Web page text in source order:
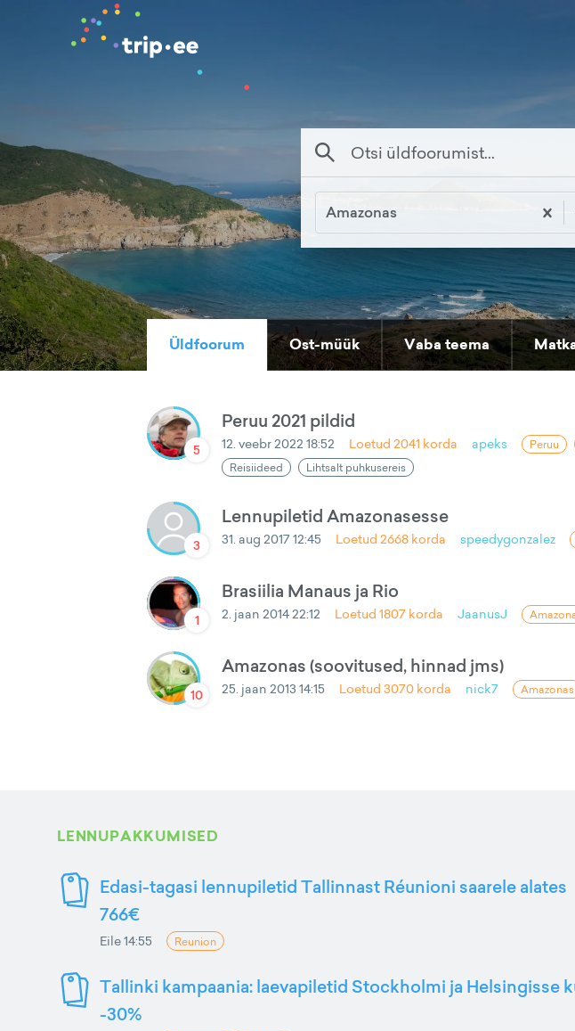
Amazonas
Üldfoorum Ost-müük Vaba teema
5
Peruu 2021 pildid
12. veebr 2022 18:52 Loetud2041 korda apeks Peruu
Reisiideed
Lihtsalt puhkusereis
3
Lennupiletid Amazonasesse
31. aug 2017 12:45 Loetud2668 korda speedygonzalez
1
Brasiilia Manaus ja Rio
2. jaan 2014 22:12 Loetud1807 korda JaanusJ
10
Amazonas (soovitused, hinnad jms)
25. jaan 2013 14:15 Loetud3070 korda nick7 Amazonas
LENNUPAKKUMISED
Edasi-tagasi lennupiletid Tallinnast Réunioni saarele alates
766€
Eile 14:55 Reunion
Tallinki kampaania: laevapiletid Stockholmi ja Helsingisse
-30%